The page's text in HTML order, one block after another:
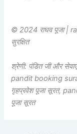
© 2024 राघव पूजा |
सुरक्षित
श्रेणी: पंडित जी और
pandit booking
गृहप्रवेश पूजा सूरत,
पूजा सूरत